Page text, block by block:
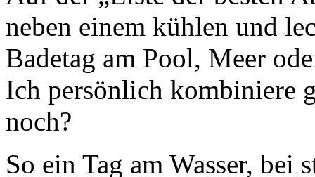
neben einem kühlen und
Badetag am Pool, Meer
Ich persönlich kombiniere
noch?
So ein Tag am Wasser, bei